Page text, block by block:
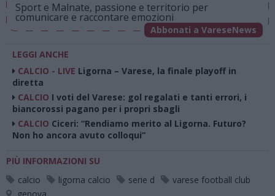
Sport e Malnate, passione e territorio per
comunicare e raccontare emozioni
Abbonati a VareseNews
LEGGI ANCHE
CALCIO - LIVE Ligorna – Varese, la finale playoff in
diretta
CALCIO I voti del Varese: gol regalati e tanti errori, i
biancorossi pagano per i propri sbagli
CALCIO Ciceri: “Rendiamo merito al Ligorna. Futuro?
Non ho ancora avuto colloqui”
PIÙ INFORMAZIONI SU
calcio
ligorna calcio serie d
varese football club